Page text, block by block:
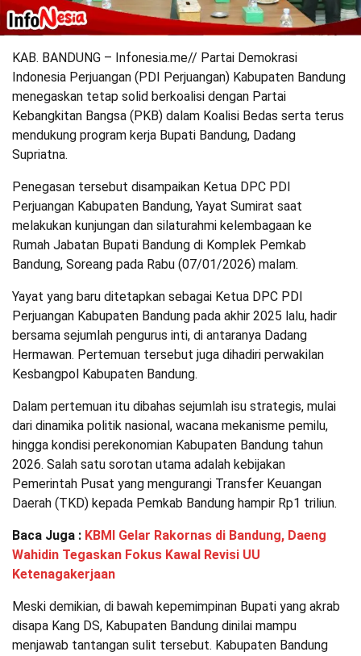
KAB. BANDUNG – Infonesia.me// Partai Demokrasi
Indonesia Perjuangan (PDI Perjuangan) Kabupaten Bandung
menegaskan tetap solid berkoalisi dengan Partai
Kebangkitan Bangsa (PKB) dalam Koalisi Bedas serta terus
mendukung program kerja Bupati Bandung, Dadang
Supriatna.
Penegasan tersebut disampaikan Ketua DPC PDI
Perjuangan Kabupaten Bandung, Yayat Sumirat saat
melakukan kunjungan dan silaturahmi kelembagaan ke
Rumah Jabatan Bupati Bandung di Komplek Pemkab
Bandung, Soreang pada Rabu (07/01/2026) malam.
Yayat yang baru ditetapkan sebagai Ketua DPC PDI
Perjuangan Kabupaten Bandung pada akhir 2025 lalu, hadir
bersama sejumlah pengurus inti, di antaranya Dadang
Hermawan. Pertemuan tersebut juga dihadiri perwakilan
Kesbangpol Kabupaten Bandung.
Dalam pertemuan itu dibahas sejumlah isu strategis, mulai
dari dinamika politik nasional, wacana mekanisme pemilu,
hingga kondisi perekonomian Kabupaten Bandung tahun
2026. Salah satu sorotan utama adalah kebijakan
Pemerintah Pusat yang mengurangi Transfer Keuangan
Daerah (TKD) kepada Pemkab Bandung hampir Rp1 triliun.
Baca Juga : KBMI Gelar Rakornas di Bandung, Daeng
Wahidin Tegaskan Fokus Kawal Revisi UU
Ketenagakerjaan
Meski demikian, di bawah kepemimpinan Bupati yang akrab
disapa Kang DS, Kabupaten Bandung dinilai mampu
menjawab tantangan sulit tersebut. Kabupaten Bandung